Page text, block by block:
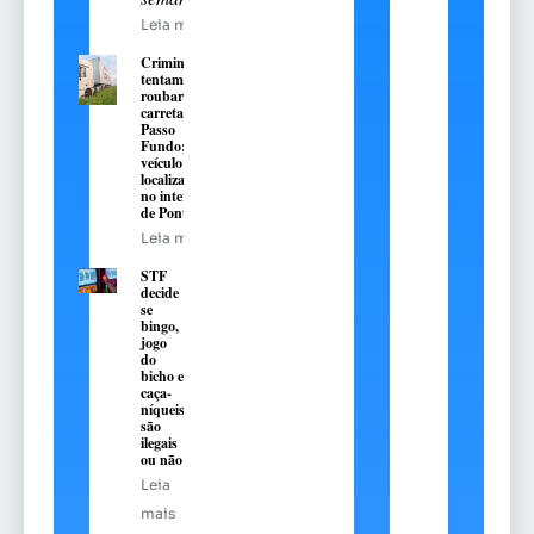
Leia mais
Criminosos
tentam
roubar
carreta em
Passo
Fundo;
veículo é
localizado
no interior
de Pontão
Leia mais
STF
decide
se
bingo,
jogo
do
bicho e
caça-
níqueis
são
ilegais
ou não
Leia
mais